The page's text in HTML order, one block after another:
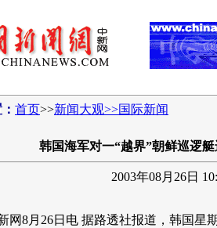
首页>>新闻大观>>国际新闻
韩国海军对一“越界”朝鲜巡逻
2003年08月26日
8月26日电 据路透社报道，韩国星